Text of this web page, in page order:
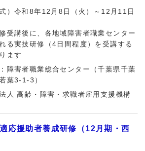
式）令和8年12月8日（火）～12月11日
受講後に、各地域障害者職業センター
る実技研修（4日間程度）を受講する
ます
障害者職業総合センター（千葉県千葉
葉3-1-3）
人 高齢・障害・求職者雇用支援機構
応援助者養成研修（12月期・西